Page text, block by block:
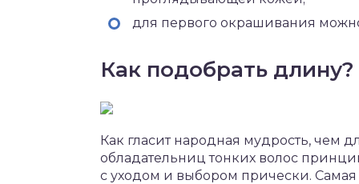
для первого окрашивания можно
Как подобрать длину?
Как гласит народная мудрость, чем
обладательниц тонких волос
с уходом и выбором прически.